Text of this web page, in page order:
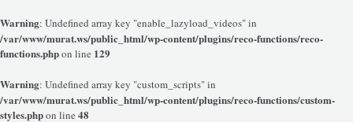
Warning: Undefined array key "enable_lazyload_videos" in
/var/www/murat.ws/public_html/wp-content/plugins/reco-functions/reco-
functions.phpon line 129
Warning: Undefined array key "custom_scripts" in
/var/www/murat.ws/public_html/wp-content/plugins/reco-functions/custom-
styles.phpon line 48